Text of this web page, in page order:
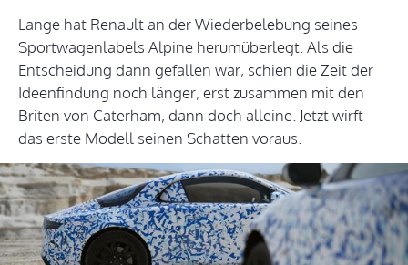
Lange hat Renault an der Wiederbelebung seines
Sportwagenlabels Alpine herumüberlegt. Als die
Entscheidung dann gefallen war, schien die Zeit der
Ideenfindung noch länger, erst zusammen mit den
Briten von Caterham, dann doch alleine. Jetzt wirft
das erste Modell seinen Schatten voraus.